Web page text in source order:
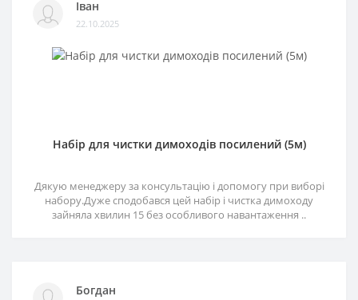
Іван
22.10.2025
Набір для чистки димоходів посилений (5м)
Дякую менеджеру за консультацію і допомогу при виборі
набору.Дуже сподобався цей набір і чистка димоходу
зайняла хвилин 15 без особливого навантаження ..
Богдан